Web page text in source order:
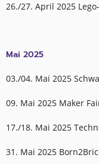
26./27. April 2025
Mai 2025
03./04. Mai 2025
09. Mai 2025 Maker
17./18. Mai 2025
31. Mai 2025